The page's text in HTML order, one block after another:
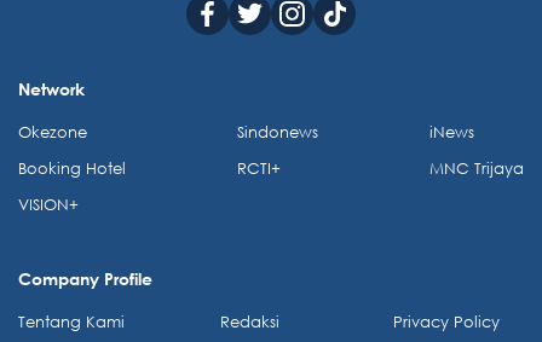
Network
Okezone
Booking Hotel
VISION+
Sindonews
RCTI+
iNews
MNC Trijaya
Company Profile
Tentang Kami
Redaksi
Privacy Policy